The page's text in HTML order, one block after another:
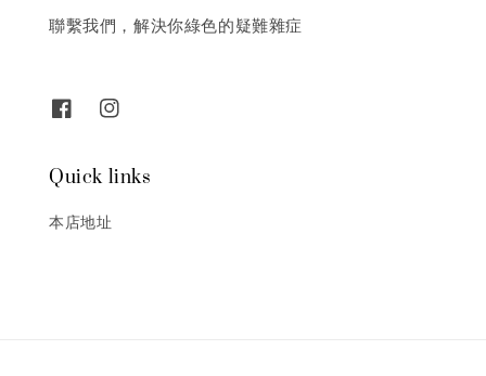
聯繫我們，解決你綠色的疑難雜症
Quick links
本店地址